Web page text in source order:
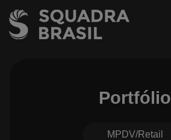
Portfólio
MPDV/Retail